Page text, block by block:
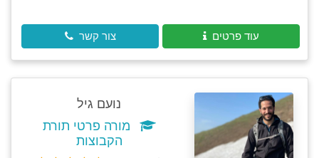
עוד פרטים צור קשר
נועם גיל
מורה פרטי תורת
הקבוצות